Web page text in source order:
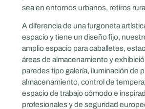
sea en entornos urbanos, retiros
A diferencia de una furgoneta
espacio y tiene un diseño fijo,
amplio espacio para caballetes,
áreas de almacenamiento y
paredes tipo galería, iluminación de
almacenamiento, control de
espacio de trabajo cómodo e
profesionales y de seguridad